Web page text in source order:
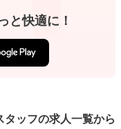
と快適に！
ッフの求人一覧から